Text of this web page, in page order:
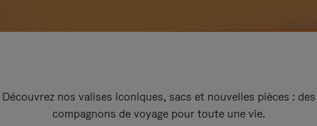
Découvrez nos valises iconiques, sacs et nouvelles pièces : des
compagnons de voyage pour toute une vie.